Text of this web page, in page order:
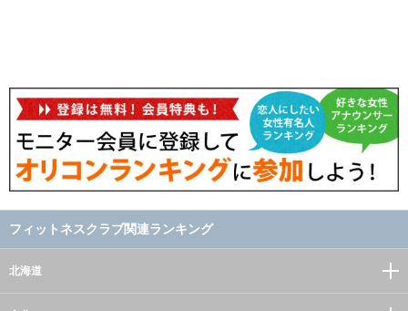
フィットネスクラブ関連ランキング
北海道